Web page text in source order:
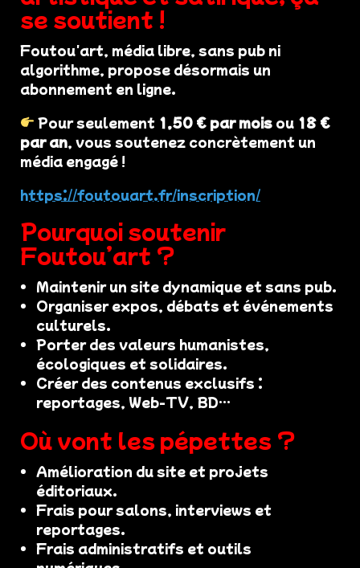
se soutient !
Foutou'art, média libre, sans pub ni
algorithme, propose désormais un
abonnement en ligne.
Pour seulement 1,50 € par mois ou 18 €
par an, vous soutenez concrètement un
média engagé !
https://foutouart.fr/inscription/
Pourquoi soutenir
Foutou’art ?
Maintenir un site dynamique et sans pub.
Organiser expos, débats et événements
culturels.
Porter des valeurs humanistes,
écologiques et solidaires.
Créer des contenus exclusifs :
reportages, Web-TV, BD…
Où vont les pépettes ?
Amélioration du site et projets
éditoriaux.
Frais pour salons, interviews et
reportages.
Frais administratifs et outils